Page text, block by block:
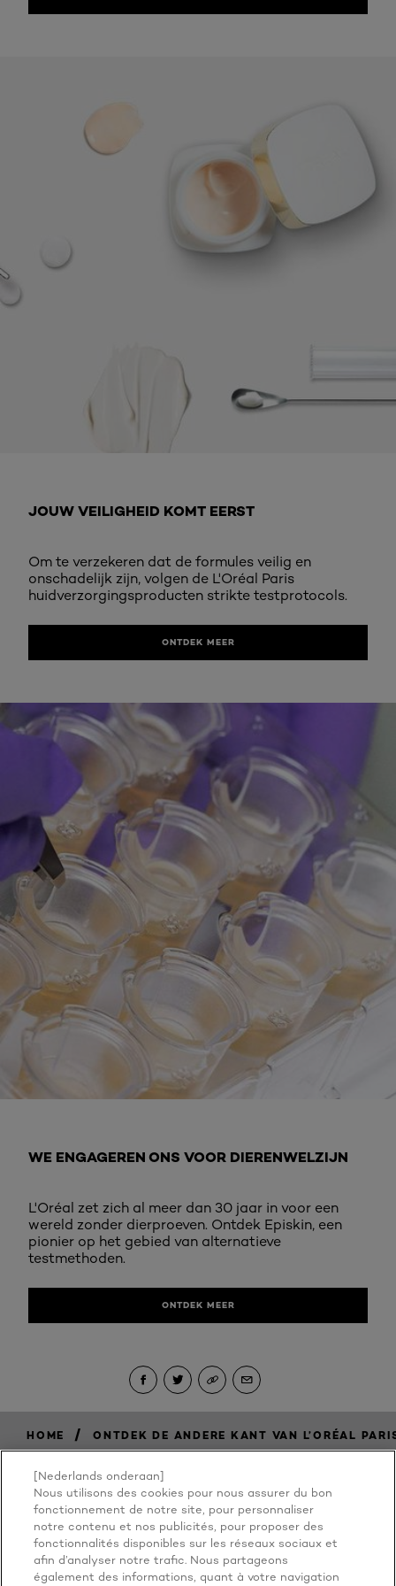
JOUW VEILIGHEID KOMT EERST
Om te verzekeren dat de formules veilig en
onschadelijk zijn, volgen de L'Oréal Paris
huidverzorgingsproducten strikte testprotocols.
ONTDEK MEER
WE ENGAGEREN ONS VOOR DIERENWELZIJN
L'Oréal zet zich al meer dan 30 jaar in voor een
wereld zonder dierproeven. Ontdek Episkin, een
pionier op het gebied van alternatieve
testmethoden.
ONTDEK MEER
HOME / ONTDEK DE ANDERE KANT VAN L’ORÉAL
BECAUSE
YOU'RE
[Nederlands onderaan]
Nous utilisons des cookies pour nous assurer du bon
fonctionnement de notre site, pour personnaliser
notre contenu et nos publicités, pour proposer des
fonctionnalités disponibles sur les réseaux sociaux et
afin d’analyser notre trafic. Nous partageons
également des informations, quant à votre navigation